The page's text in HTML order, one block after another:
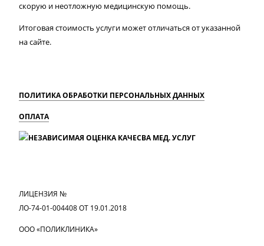
скорую и неотложную медицинскую помощь.
Итоговая стоимость услуги может отличаться от указанной
на сайте.
ПОЛИТИКА ОБРАБОТКИ ПЕРСОНАЛЬНЫХ ДАННЫХ
ОПЛАТА
ЛИЦЕНЗИЯ №
ЛО-74-01-004408 ОТ 19.01.2018
ООО «ПОЛИКЛИНИКА»